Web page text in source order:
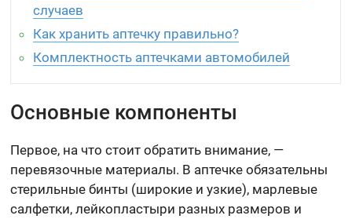
случаев
Как хранить аптечку правильно?
Комплектность аптечками автомобилей
Основные компоненты
Первое, на что стоит обратить внимание, —
перевязочные материалы. В аптечке обязательны
стерильные бинты (широкие и узкие), марлевые
салфетки, лейкопластыри разных размеров и